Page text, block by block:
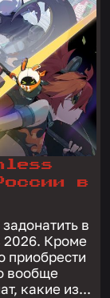
в
в
2026. Кроме
приобрести
вообще
какие из...